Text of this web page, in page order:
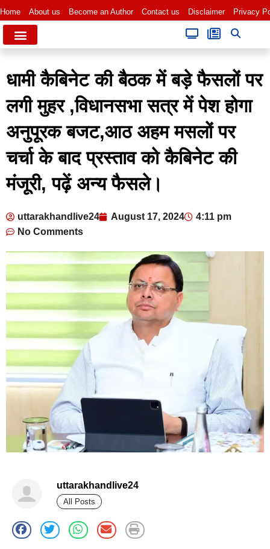
Home About us Become an Author Contact us Disclaimer Privacy
धामी कैबिनेट की बैठक में बड़े फैसलों पर
लगी मुहर ,विधानसभा सत्र में पेश होगा
अनुपूरक बजट,आठ अहम मसलों पर
चर्चा के बाद प्रस्ताव को कैबिनेट की
मंजूरी, पढ़ें अन्य फैसले।
uttarakhandlive24 August 17, 2024
4:11 pm
No Comments
uttarakhandlive24
All Posts